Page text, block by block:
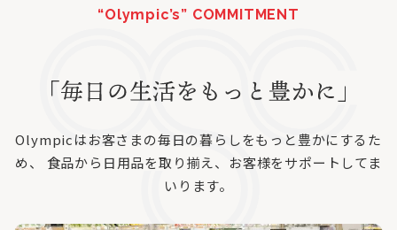
“Olympic’s” COMMITMENT
Olympicはお客さまの毎日の暮らしをもっと豊かにするた
め、
食品から日用品を取り揃え、お客様をサポートしてま
いります。